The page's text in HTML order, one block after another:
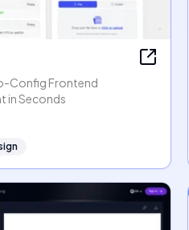
Config Frontend
in Seconds